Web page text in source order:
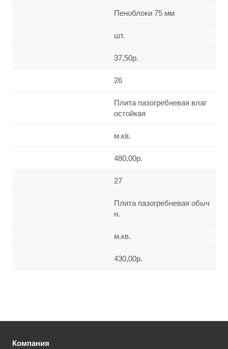
Пеноблоки 75 мм
шт.
37,50р.
26
Плита пазогребневая влаг
остойкая
м.кв.
480,00р.
27
Плита пазогребневая обыч
н.
м.кв.
430,00р.
Компания